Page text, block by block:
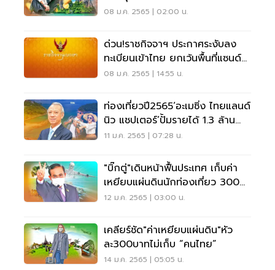
08 ม.ค. 2565 | 02:00 น.
ด่วน!ราชกิจจาฯ ประกาศระงับลง
ทะเบียนเข้าไทย ยกเว้นพื้นที่แซนด์บ็
อกซ์
08 ม.ค. 2565 | 14:55 น.
ท่องเที่ยวปี2565‘อะเมซิ่ง ไทยแลนด์
นิว แชปเตอร์’ปั้มรายได้ 1.3 ล้าน
ล้าน
11 ม.ค. 2565 | 07:28 น.
"บิ๊กตู่"เดินหน้าฟื้นประเทศ เก็บค่า
เหยียบแผ่นดินนักท่องเที่ยว 300
บาท
12 ม.ค. 2565 | 03:00 น.
เคลียร์ชัด"ค่าเหยียบแผ่นดิน"หัว
ละ300บาทไม่เก็บ “คนไทย”
14 ม.ค. 2565 | 05:05 น.